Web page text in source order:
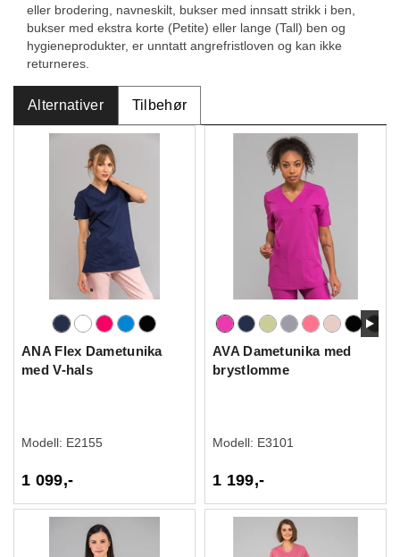
eller brodering, navneskilt, bukser med innsatt strikk i ben,
bukser med ekstra korte (Petite) eller lange (Tall) ben og
hygieneprodukter, er unntatt angrefristloven og kan ikke
returneres.
Alternativer Tilbehør
ANA Flex Dametunika
med V-hals
Modell: E2155
1 099,-
AVA Dametunika med
brystlomme
Modell: E3101
1 199,-